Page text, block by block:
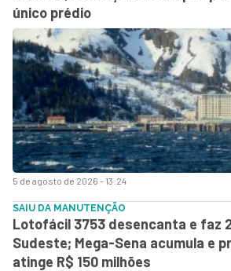
5 de agosto de 2026 - 13:24
único prédio
SAIU DA MANUTENÇÃO
Lotofácil 3753 desencanta e faz
Sudeste; Mega-Sena acumula e
atinge R$ 150 milhões